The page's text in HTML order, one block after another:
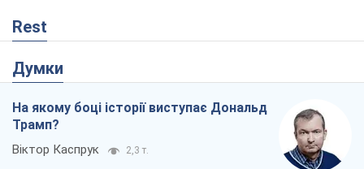
Rest
Думки
На якому боці історії виступає Дональд
Трамп?
Віктор Каспрук 2,3 т.